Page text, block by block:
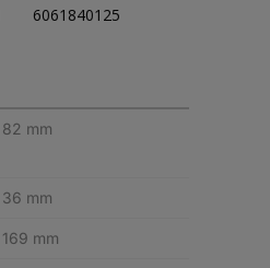
6061840125
82 mm
36 mm
169 mm